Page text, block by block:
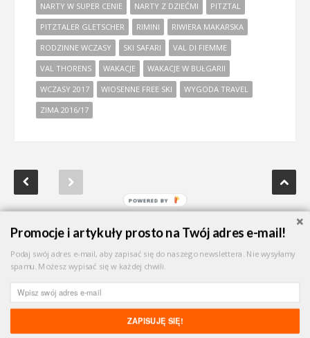
NARTY W SUPER CENIE
NARTY Z DZIEĆMI
PITZTAL
PITZTALER GLETSCHER
RIMINI
RIWIERA MAKARSKA
RODZINNE WCZASY
SKI SAFARI
VAL DI FIEMME
VAL THORENS
WAKACJE
WAKACJE W BUŁGARII
WCZASY 2017
WIOSENNE FREE SKI
WYGODA TRAVEL
ZIMA 2016/17
NA SKRÓTY:NARTY WŁOCHY|NARTY AUSTRIA|NARTY FRANCJA
Udostępnij!
Promocje i artykuły prosto na Twój adres e-mail!
Podaj swój adres e-mail, aby zapisać się do naszego newslettera. Nie wysyłamy
spamu. Możesz wypisać się w każdej chwili.
ZAPISUJĘ SIĘ!